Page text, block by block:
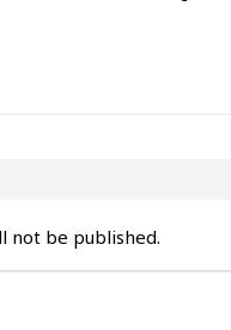
not be published.